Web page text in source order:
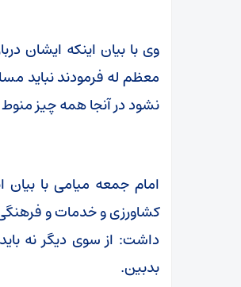
وی با بیان اینکه ایشان
معظم له فرمودند نباید
نشود در آنجا همه چیز
امام جمعه میامی با
کشاورزی و خدمات و فرهنگی
داشت: از سوی دیگر نه
بدبین.